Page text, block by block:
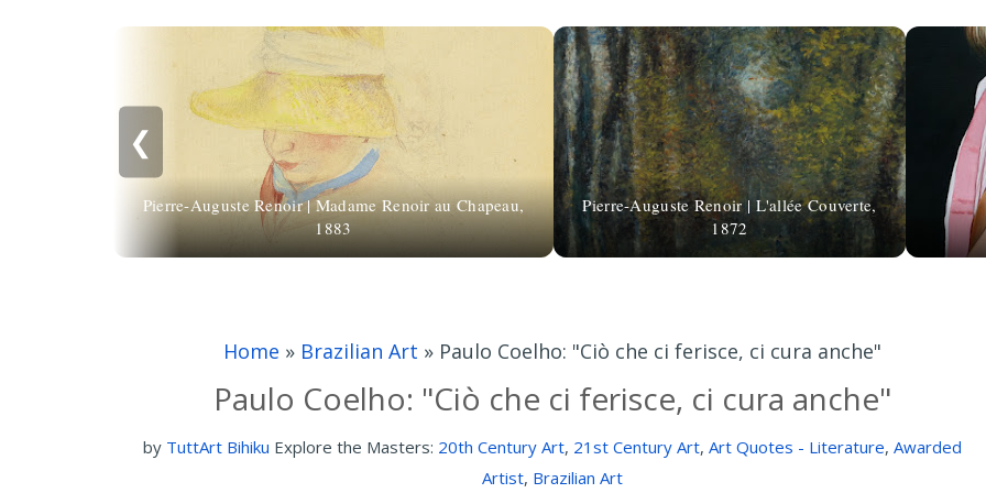
❮
Pierre-Auguste Renoir | Madame Renoir au Chapeau,
1883
Pierre-Auguste Renoir | L'allée Couverte,
1872
Home » Brazilian Art » Paulo Coelho: "Ciò che ci ferisce, ci cura anche"
Paulo Coelho: "Ciò che ci ferisce, ci cura anche"
by TuttArt Bihiku Explore the Masters: 20th Century Art, 21st Century Art, Art Quotes - Literature, Awarded
Artist, Brazilian Art